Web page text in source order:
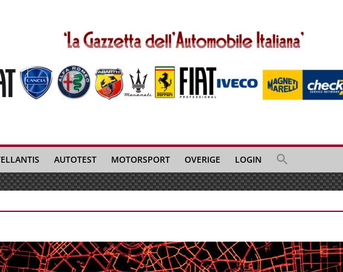
AUTOTEST MOTORSPORT OVERIGE LOGIN